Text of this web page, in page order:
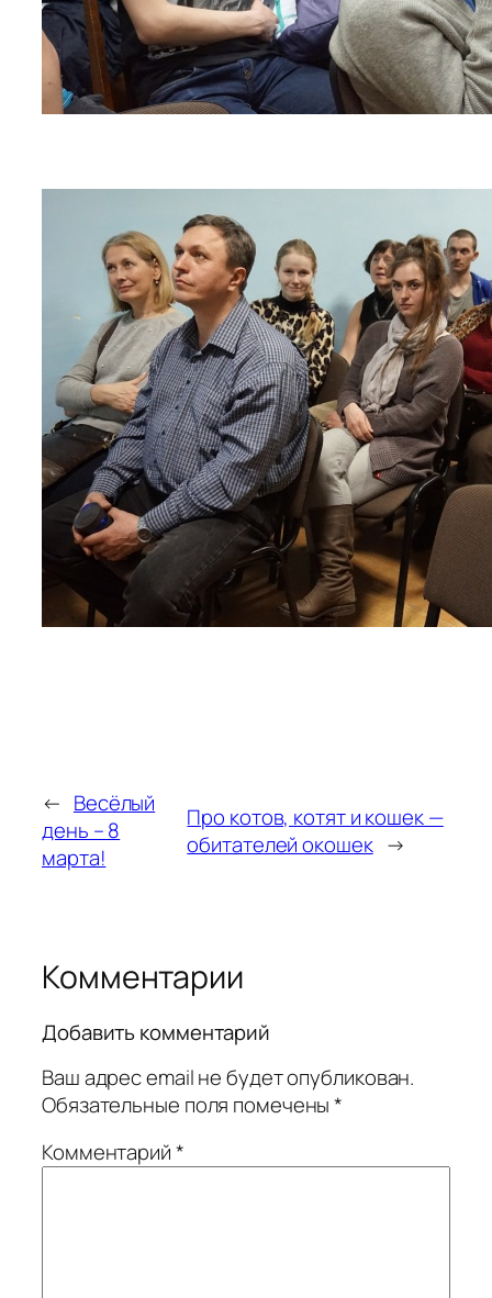
← Весёлый
день – 8
марта!
Про котов, котят и кошек —
обитателей окошек →
Комментарии
Добавить комментарий
Ваш адрес email не будет опубликован.
Обязательные поля помечены*
Комментарий*